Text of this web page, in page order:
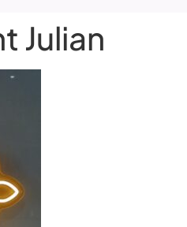
Julian